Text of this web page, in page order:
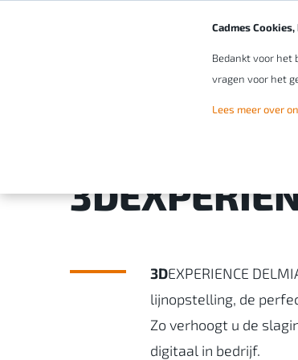
Cadmes
Bedankt voor het
vragen voor het
Lees meer over
3DEXPERIENCE
lijnopstelling, de
Zo verhoogt u de
digitaal in bedrijf.